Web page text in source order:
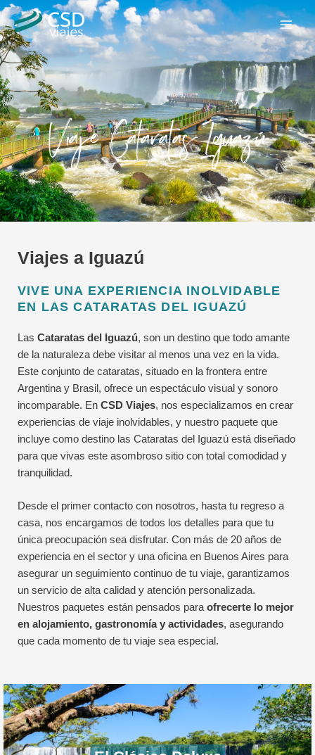
Ir
al
contenido
Main
Viaje Cataratas Iguazú
Viajes a Iguazú
VIVE UNA EXPERIENCIA INOLVIDABLE
EN LAS CATARATAS DEL IGUAZÚ
Las Cataratas del Iguazú, son un destino que todo amante
de la naturaleza debe visitar al menos una vez en la vida.
Este conjunto de cataratas, situado en la frontera entre
Argentina y Brasil, ofrece un espectáculo visual y sonoro
incomparable. En CSD Viajes, nos especializamos en crear
experiencias de viaje inolvidables, y nuestro paquete que
incluye como destino las Cataratas del Iguazú está diseñado
para que vivas este asombroso sitio con total comodidad y
tranquilidad.
Desde el primer contacto con nosotros, hasta tu regreso a
casa, nos encargamos de todos los detalles para que tu
única preocupación sea disfrutar. Con más de 20 años de
experiencia en el sector y una oficina en Buenos Aires para
asegurar un seguimiento continuo de tu viaje, garantizamos
un servicio de alta calidad y atención personalizada.
Nuestros paquetes están pensados paraofrecerte lo mejor
en alojamiento, gastronomía y actividades, asegurando
que cada momento de tu viaje sea especial.